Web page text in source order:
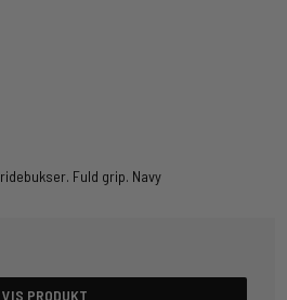
ridebukser. Fuld grip. Navy
VIS PRODUKT